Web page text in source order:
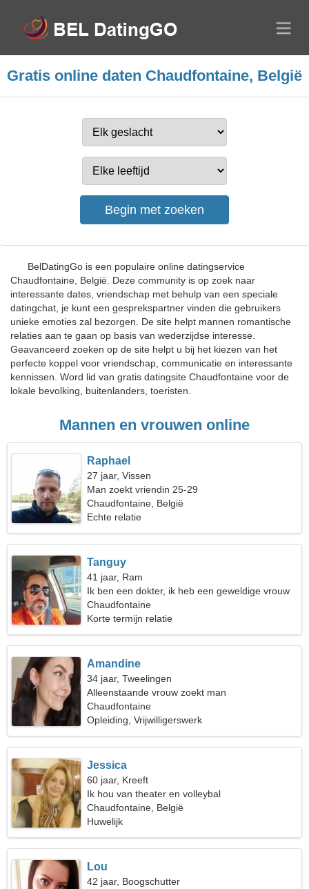
Gratis online daten Chaudfontaine, België
BelDatingGo is een populaire online datingservice
Chaudfontaine, België. Deze community is op zoek naar
interessante dates, vriendschap met behulp van een speciale
datingchat, je kunt een gesprekspartner vinden die gebruikers
unieke emoties zal bezorgen. De site helpt mannen romantische
relaties aan te gaan op basis van wederzijdse interesse.
Geavanceerd zoeken op de site helpt u bij het kiezen van het
perfecte koppel voor vriendschap, communicatie en interessante
kennissen. Word lid van gratis datingsite Chaudfontaine voor de
lokale bevolking, buitenlanders, toeristen.
Mannen en vrouwen online
Raphael
27 jaar, Vissen
Man zoekt vriendin 25-29
Chaudfontaine, België
Echte relatie
Tanguy
41 jaar, Ram
Ik ben een dokter, ik heb een geweldige vrouw
nodig
Chaudfontaine
Korte termijn relatie
Amandine
34 jaar, Tweelingen
Alleenstaande vrouw zoekt man
Chaudfontaine
Opleiding, Vrijwilligerswerk
Jessica
60 jaar, Kreeft
Ik hou van theater en volleybal
Chaudfontaine, België
Huwelijk
Lou
42 jaar, Boogschutter